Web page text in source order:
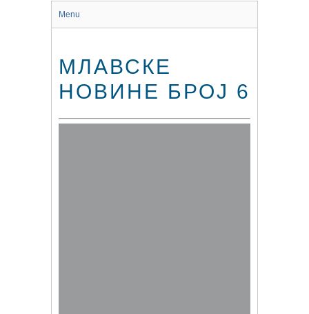
Menu
МЛАВСКЕ
НОВИНЕ БРОЈ 6